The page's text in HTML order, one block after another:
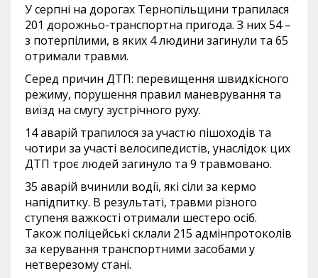
У серпні на дорогах Тернопільщини трапилася
201 дорожньо-транспортна пригода. З них 54 –
з потерпілими, в яких 4 людини загинули та 65
отримали травми.
Серед причин ДТП: перевищення швидкісного
режиму, порушення правил маневрування та
виїзд на смугу зустрічного руху.
14 аварій трапилося за участю пішоходів та
чотири за участі велосипедистів, унаслідок цих
ДТП троє людей загинуло та 9 травмовано.
35 аварій вчинили водії, які сіли за кермо
напідпитку. В результаті, травми різного
ступеня важкості отримали шестеро осіб.
Також поліцейські склали 215 адмінпротоколів
за керування транспортними засобами у
нетверезому стані.